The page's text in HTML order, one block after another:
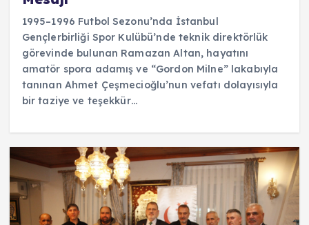
1995–1996 Futbol Sezonu’nda İstanbul
Gençlerbirliği Spor Kulübü’nde teknik direktörlük
görevinde bulunan Ramazan Altan, hayatını
amatör spora adamış ve “Gordon Milne” lakabıyla
tanınan Ahmet Çeşmecioğlu’nun vefatı dolayısıyla
bir taziye ve teşekkür…